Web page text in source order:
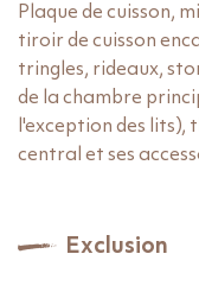
Plaque de cuisson,
tiroir de cuisson
tringles, rideaux,
de la chambre
l'exception des
central et ses
Exclusion